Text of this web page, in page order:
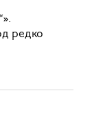
редко